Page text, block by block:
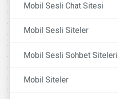
Mobil Sesli Chat Sitesi
Mobil Sesli Siteler
Mobil Sesli Sohbet Siteleri
Mobil Siteler